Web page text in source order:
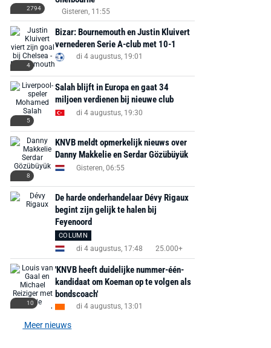
2794 Gisteren, 11:55
4
Bizar: Bournemouth en Justin Kluivert
vernederen Serie A-club met 10-1
di 4 augustus, 19:01
5
Salah blijft in Europa en gaat 34
miljoen verdienen bij nieuwe club
di 4 augustus, 19:30
8
KNVB meldt opmerkelijk nieuws over
Danny Makkelie en Serdar Gözübüyük
Gisteren, 06:55
De harde onderhandelaar Dévy Rigaux
begint zijn gelijk te halen bij
Feyenoord
COLUMN
di 4 augustus, 17:48 25.000+
10
'KNVB heeft duidelijke nummer-één-
kandidaat om Koeman op te volgen als
bondscoach'
di 4 augustus, 13:01
Meer nieuws